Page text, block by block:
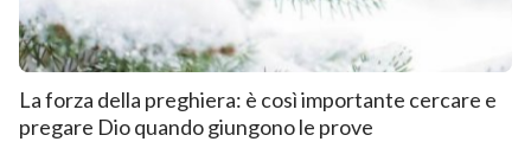
La forza della preghiera: è così importante cercare e
pregare Dio quando giungono le prove